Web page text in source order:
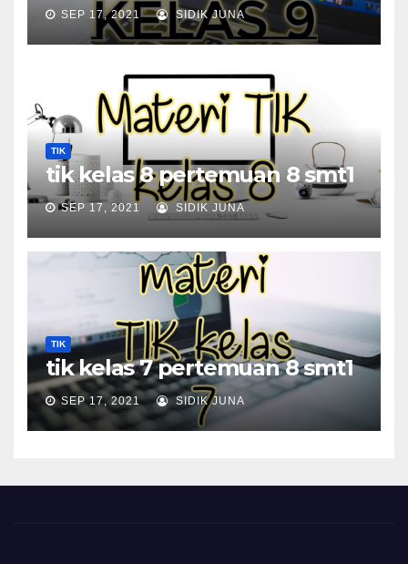
SEP 17, 2021 SIDIK JUNA
TIK
tik kelas 8 pertemuan 8 smt1
SEP 17, 2021 SIDIK JUNA
TIK
tik kelas 7 pertemuan 8 smt1
SEP 17, 2021 SIDIK JUNA